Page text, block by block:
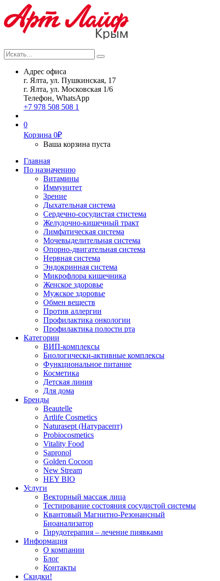
Search
Адрес офиса
г. Ялта, ул. Пушкинская, 17
г. Ялта, ул. Московская 1/6
Телефон, WhatsApp
+7 978 508 508 1
0
Корзина 0₽
Ваша корзина пуста
Главная
По назначению
Витамины
Иммунитет
Зрение
Дыхательная система
Сердечно-сосудистая стистема
Желудочно-кишечный тракт
Лимфатическая система
Мочевыделительная система
Опорно-двигательная система
Нервная система
Эндокринная система
Микрофлора кишечника
Женское здоровье
Мужское здоровье
Обмен веществ
Против аллергии
Профилактика онкологии
Профилактика полости рта
Категории
ВИП-комплексы
Биологически-активные комплексы
Функциональное питание
Косметика
Детская линия
Для дома
Бренды
Beautelle
Artlife Cosmetics
Naturasept (Натурасепт)
Probiocosmetics
Vitality Food
Sapronol
Golden Cocoon
New Stream
HEY BIO
Услуги
Векторный массаж лица
Тестирование состояния сосудистой системы
Квантовый Магнитно-Резонансный
Биоанализатор
Гирудотерапия – лечение пиявками
Информация
О компании
Блог
Контакты
Скидки!